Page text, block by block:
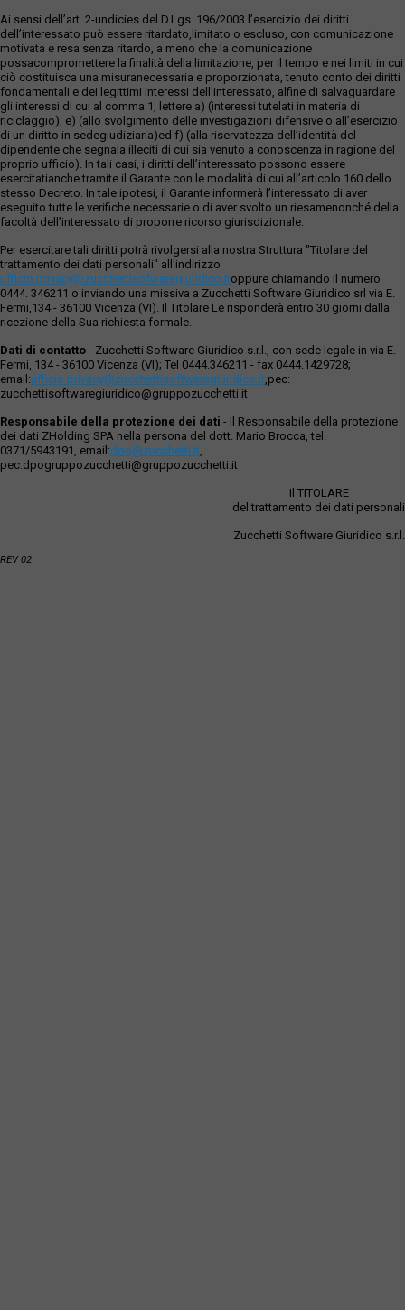
Ai sensi dell’art. 2-undicies del D.Lgs. 196/2003 l’esercizio dei diritti
dell’interessato può essere ritardato,limitato o escluso, con comunicazione
motivata e resa senza ritardo, a meno che la comunicazione
possacompromettere la finalità della limitazione, per il tempo e nei limiti in cui
ciò costituisca una misuranecessaria e proporzionata, tenuto conto dei diritti
fondamentali e dei legittimi interessi dell’interessato, alfine di salvaguardare
gli interessi di cui al comma 1, lettere a) (interessi tutelati in materia di
riciclaggio), e) (allo svolgimento delle investigazioni difensive o all’esercizio
di un diritto in sedegiudiziaria)ed f) (alla riservatezza dell’identità del
dipendente che segnala illeciti di cui sia venuto a conoscenza in ragione del
proprio ufficio). In tali casi, i diritti dell’interessato possono essere
esercitatianche tramite il Garante con le modalità di cui all’articolo 160 dello
stesso Decreto. In tale ipotesi, il Garante informerà l’interessato di aver
eseguito tutte le verifiche necessarie o di aver svolto un riesamenonché della
facoltà dell’interessato di proporre ricorso giurisdizionale.
Per esercitare tali diritti potrà rivolgersi alla nostra Struttura "Titolare del
trattamento dei dati personali" all'indirizzo
ufficio.privacy@zucchettisofwaregiuridico.itoppure chiamando il numero
0444. 346211 o inviando una missiva a Zucchetti Software Giuridico srl via E.
Fermi,134 - 36100 Vicenza (VI). Il Titolare Le risponderà entro 30 giorni dalla
ricezione della Sua richiesta formale.
Dati di contatto - Zucchetti Software Giuridico s.r.l., con sede legale in via E.
Fermi, 134 - 36100 Vicenza (VI); Tel 0444.346211 - fax 0444.1429728;
email:ufficio.privacy@zucchettisoftwaregiuridico.it,pec:
zucchettisoftwaregiuridico@gruppozucchetti.it
Responsabile della protezione dei dati - Il Responsabile della protezione
dei dati ZHolding SPA nella persona del dott. Mario Brocca, tel.
0371/5943191, email:dpo@zucchetti.it,
pec:dpogruppozucchetti@gruppozucchetti.it
Il TITOLARE
del trattamento dei dati personali
Zucchetti Software Giuridico s.r.l.
REV 02